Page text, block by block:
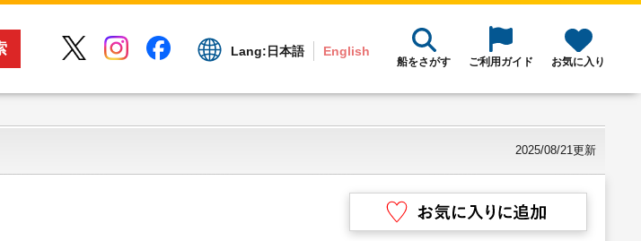
Lang: 日本語 English
船をさがす ご利用ガイド お気に入り
2025/08/21更新